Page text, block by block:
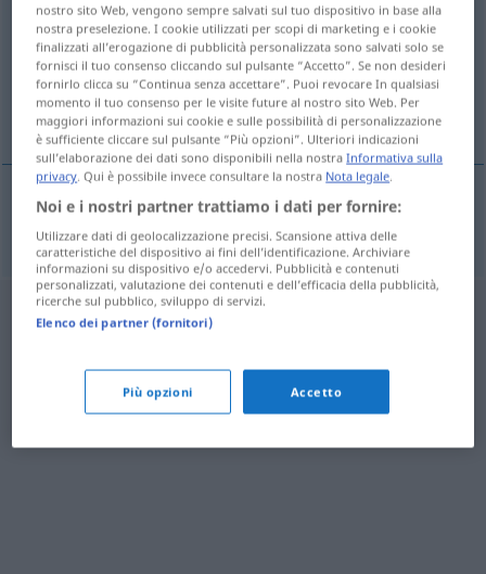
Panoramica di tutte le traduzion
(Fai clic sulla/Tocca traduzione per maggiori dettagli)
Schiffsschraube
(Schiffs)Schraube uskur
nostro sito Web, vengono sempre salvati sul tuo dispositivo in base alla
nostra preselezione. I cookie utilizzati per scopi di marketing e i cookie
finalizzati all’erogazione di pubblicità personalizzata sono salvati solo se
fornisci il tuo consenso cliccando sul pulsante “Accetto”. Se non desideri
fornirlo clicca su “Continua senza accettare”. Puoi revocare In qualsiasi
momento il tuo consenso per le visite future al nostro sito Web. Per
maggiori informazioni sui cookie e sulle possibilità di personalizzazione
è sufficiente cliccare sul pulsante “Più opzioni”. Ulteriori indicazioni
sull’elaborazione dei dati sono disponibili nella nostraInformativa sulla
privacy. Qui è possibile invece consultare la nostra Nota legale.
Noi e i nostri partner trattiamo i dati per fornire:
Utilizzare dati di geolocalizzazione precisi. Scansione attiva delle
caratteristiche del dispositivo ai fini dell’identificazione. Archiviare
informazioni su dispositivo e/o accedervi. Pubblicità e contenuti
personalizzati, valutazione dei contenuti e dell’efficacia della pubblicità,
ricerche sul pubblico, sviluppo di servizi.
Elenco dei partner (fornitori)
Più opzioni Accetto